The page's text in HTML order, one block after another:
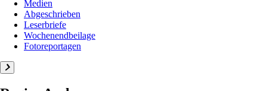
Medien
Abgeschrieben
Leserbriefe
Wochenendbeilage
Fotoreportagen